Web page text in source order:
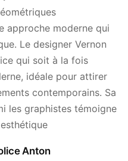
approche moderne qui
Le designer Vernon
qui soit à la fois
idéale pour attirer
contemporains. Sa
les graphistes témoigne
Anton